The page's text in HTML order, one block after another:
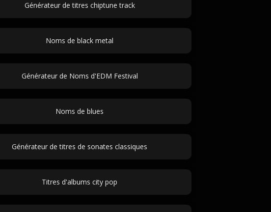
Générateur de titres chiptune track
Noms de black metal
Générateur de Noms d'EDM Festival
Noms de blues
Générateur de titres de sonates classiques
Titres d'albums city pop